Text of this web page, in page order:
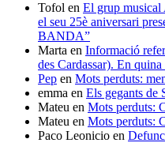
Tofol en El grup musical
el seu 25è aniversari
BANDA”
Marta en Informació
des Cardassar). En
Pep en Mots perduts:
emma en Els gegants de
Mateu en Mots perduts:
Mateu en Mots perduts:
Paco Leonicio en